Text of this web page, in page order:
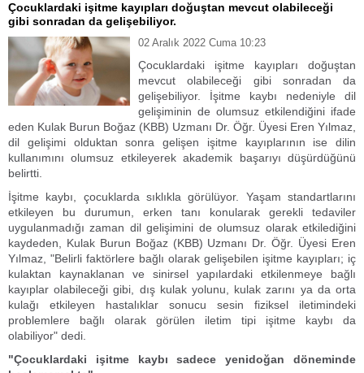
Çocuklardaki işitme kayıpları doğuştan mevcut olabileceği
gibi sonradan da gelişebiliyor.
02 Aralık 2022 Cuma 10:23
Çocuklardaki işitme kayıpları doğuştan
mevcut olabileceği gibi sonradan da
gelişebiliyor. İşitme kaybı nedeniyle dil
gelişiminin de olumsuz etkilendiğini ifade
eden Kulak Burun Boğaz (KBB) Uzmanı Dr. Öğr. Üyesi Eren Yılmaz,
dil gelişimi olduktan sonra gelişen işitme kayıplarının ise dilin
kullanımını olumsuz etkileyerek akademik başarıyı düşürdüğünü
belirtti.
İşitme kaybı, çocuklarda sıklıkla görülüyor. Yaşam standartlarını
etkileyen bu durumun, erken tanı konularak gerekli tedaviler
uygulanmadığı zaman dil gelişimini de olumsuz olarak etkilediğini
kaydeden, Kulak Burun Boğaz (KBB) Uzmanı Dr. Öğr. Üyesi Eren
Yılmaz, "Belirli faktörlere bağlı olarak gelişebilen işitme kayıpları; iç
kulaktan kaynaklanan ve sinirsel yapılardaki etkilenmeye bağlı
kayıplar olabileceği gibi, dış kulak yolunu, kulak zarını ya da orta
kulağı etkileyen hastalıklar sonucu sesin fiziksel iletimindeki
problemlere bağlı olarak görülen iletim tipi işitme kaybı da
olabiliyor" dedi.
"Çocuklardaki işitme kaybı sadece yenidoğan döneminde